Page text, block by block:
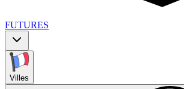
FUTURES
Villes